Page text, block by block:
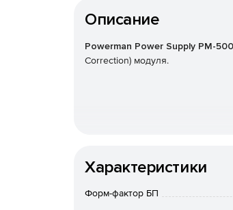
Описание
Powerman Power Supply PM-
Correction) модуля.
Характеристики
Форм-фактор БП